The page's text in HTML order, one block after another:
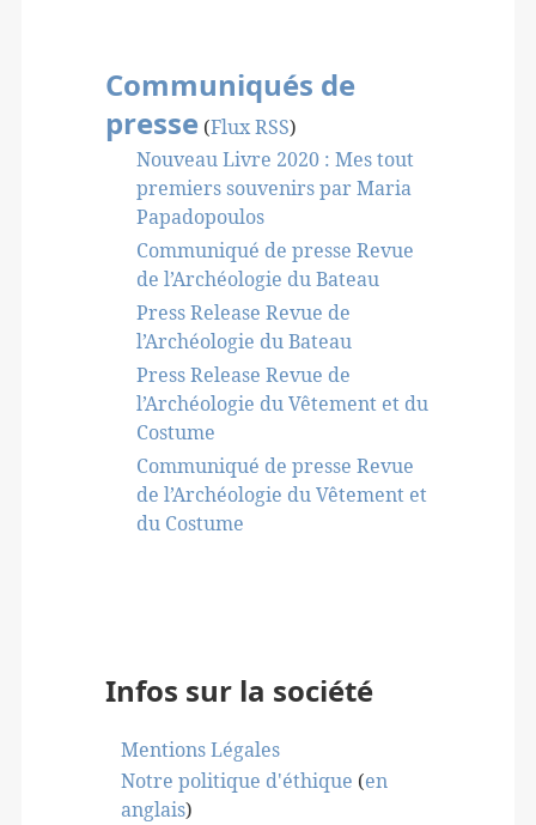
Communiqués de
presse (Flux RSS)
Nouveau Livre 2020 : Mes tout
premiers souvenirs par Maria
Papadopoulos
Communiqué de presse Revue
de l’Archéologie du Bateau
Press Release Revue de
l’Archéologie du Bateau
Press Release Revue de
l’Archéologie du Vêtement et du
Costume
Communiqué de presse Revue
de l’Archéologie du Vêtement et
du Costume
Infos sur la société
Mentions Légales
Notre politique d'éthique (en
anglais)